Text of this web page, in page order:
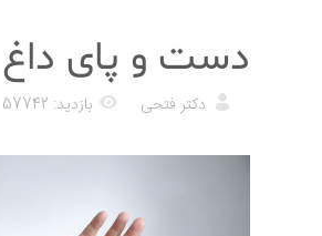
دست و پای داغ
دکتر فتحی بازدید: 57742